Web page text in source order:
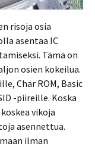
risoja osia
asentaa IC
Tämä on
osien kokeilua.
Char ROM, Basic
-piireille. Koska
vikoja
asennettua.
ilman